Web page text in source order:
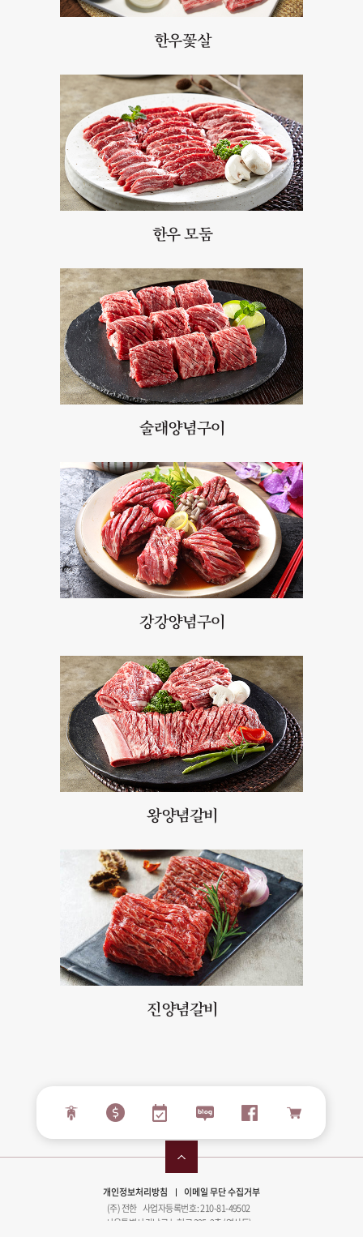
한우꽃살
한우 모둠
술래양념구이
강강양념구이
왕양념갈비
진양념갈비
개인정보처리방침
이메일 무단 수집거부
(주) 전한 사업자등록번호 : 210-81-49502
서울특별시 강남구 논현로 325, 2층 (역삼동)